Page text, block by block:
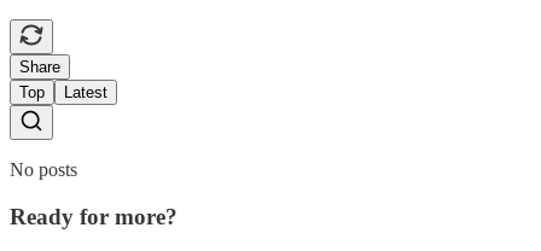
Share
Top
Latest
No posts
Ready for more?